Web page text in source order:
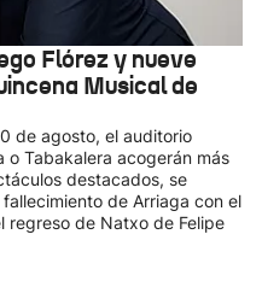
Flórez y nueve
Musical de
de agosto, el auditorio
o Tabakalera acogerán más
destacados, se
de Arriaga con el
regreso de Natxo de Felipe